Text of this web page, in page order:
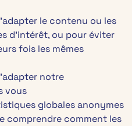
le contenu ou les
d’intérêt, ou pour éviter
fois les mêmes
notre
vous
globales anonymes
comprendre comment les